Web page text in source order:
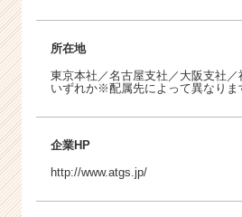
所在地
東京本社／名古屋支社／大阪支社
いずれか※配属先によって異なりま
企業HP
http://www.atgs.jp/